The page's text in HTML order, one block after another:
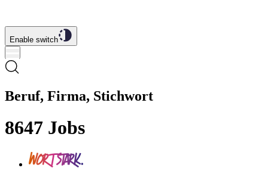
Enable switch
Beruf, Firma, Stichwort
8647 Jobs